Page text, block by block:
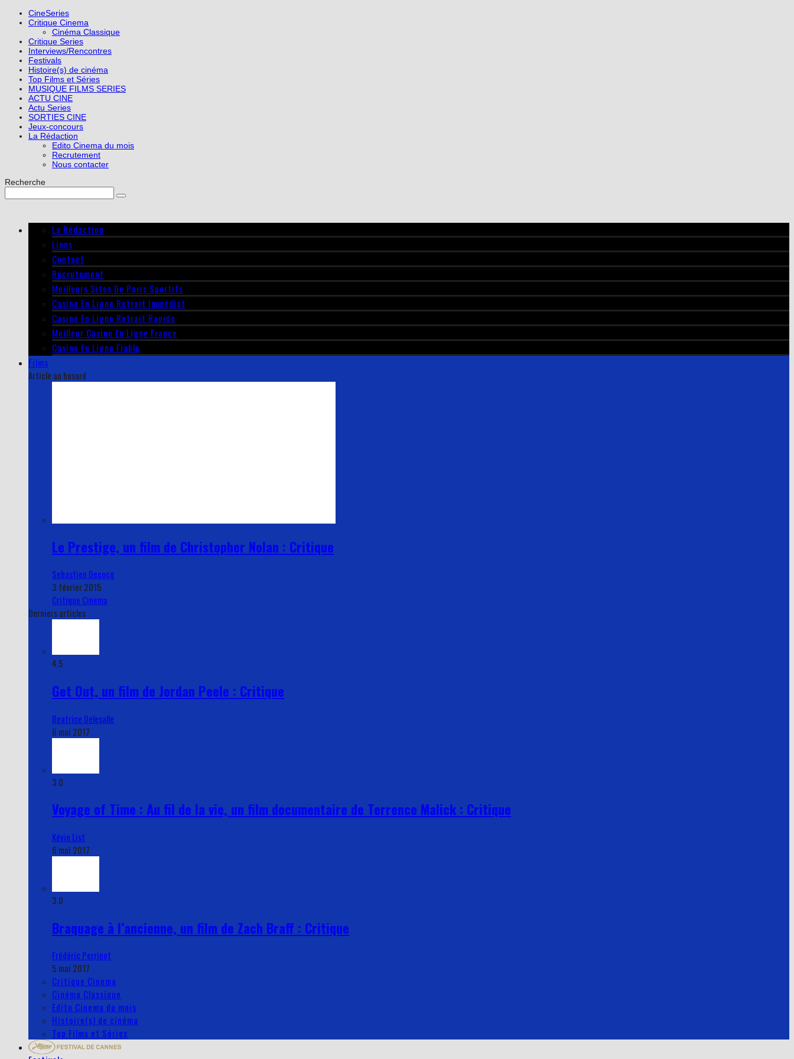
CineSeries
Critique Cinema
Cinéma Classique
Critique Series
Interviews/Rencontres
Festivals
Histoire(s) de cinéma
Top Films et Séries
MUSIQUE FILMS SERIES
ACTU CINE
Actu Series
SORTIES CINE
Jeux-concours
La Rédaction
Edito Cinema du mois
Recrutement
Nous contacter
Recherche
La Rédaction
Liens
Contact
Recrutement
Meilleurs Sites De Paris Sportifs
Casino En Ligne Retrait Immédiat
Casino En Ligne Retrait Rapide
Meilleur Casino En Ligne France
Casino En Ligne Fiable
Films
Article au hasard
Le Prestige, un film de Christopher Nolan : Critique
Sebastien Decocq
3 février 2015
Critique Cinema
Derniers articles
4.5
Get Out, un film de Jordan Peele : Critique
Beatrice Delesalle
6 mai 2017
3.0
Voyage of Time : Au fil de la vie, un film documentaire de Terrence Malick : Critique
Kévin List
6 mai 2017
3.0
Braquage à l’ancienne, un film de Zach Braff : Critique
Frédéric Perrinot
5 mai 2017
Critique Cinema
Cinéma Classique
Edito Cinema du mois
Histoire(s) de cinéma
Top Films et Séries